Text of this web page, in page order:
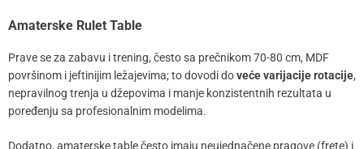
Amaterske Rulet Table
Prave se za zabavu i trening, često sa prečnikom 70-80 cm, MDF
površinom i jeftinijim ležajevima; to dovodi doveće varijacije rotacije,
nepravilnog trenja u džepovima i manje konzistentnih rezultata u
poređenju sa profesionalnim modelima.
Dodatno, amaterske table često imaju neujednačene pragove (frete) i